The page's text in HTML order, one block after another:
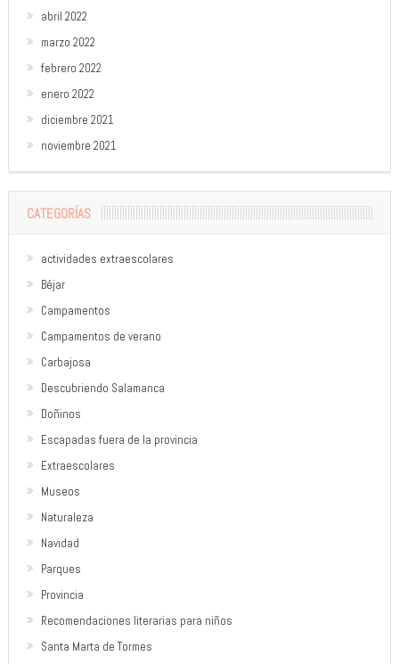
abril 2022
marzo 2022
febrero 2022
enero 2022
diciembre 2021
noviembre 2021
CATEGORÍAS
actividades extraescolares
Béjar
Campamentos
Campamentos de verano
Carbajosa
Descubriendo Salamanca
Doñinos
Escapadas fuera de la provincia
Extraescolares
Museos
Naturaleza
Navidad
Parques
Provincia
Recomendaciones literarias para niños
Santa Marta de Tormes